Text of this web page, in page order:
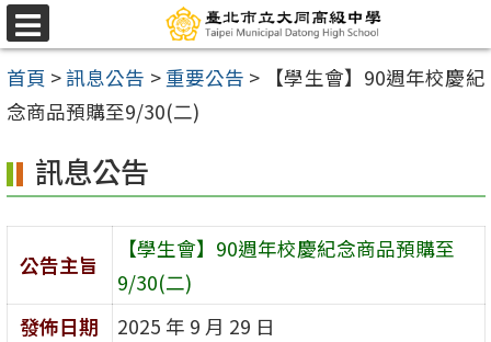
跳
至
主
要
容
區
選
單
首頁 >訊息公告 > 重要公告 >
【學生會】90週年校慶紀
念商品預購至9/30(二)
訊息公告
公告主旨
【學生會】90週年校慶紀念商品預購至
9/30(二)
發佈日期
2025 年 9 月 29 日